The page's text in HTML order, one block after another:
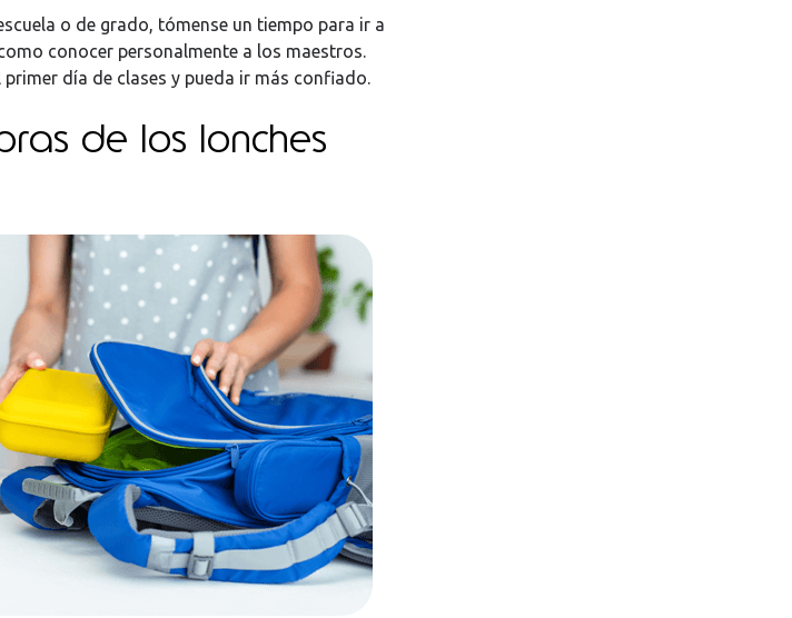
o de grado, tómense un tiempo para ir a
conocer personalmente a los maestros.
día de clases y pueda ir más confiado.
de los lonches